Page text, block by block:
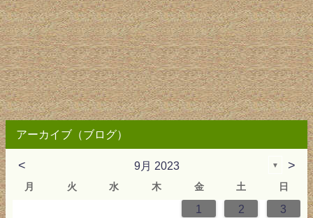
アーカイブ（ブログ）
< 9月 2023 ▼ >
月 火 水 木 金 土 日
1 2 3